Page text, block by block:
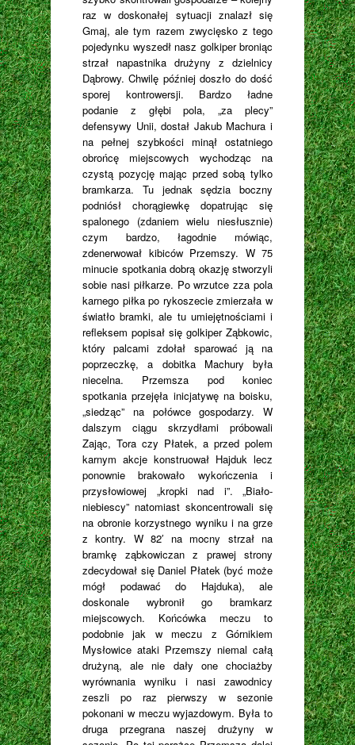
raz w doskonałej sytuacji znalazł się
Gmaj, ale tym razem zwycięsko z tego
pojedynku wyszedł nasz golkiper broniąc
strzał napastnika drużyny z dzielnicy
Dąbrowy. Chwilę później doszło do dość
sporej kontrowersji. Bardzo ładne
podanie z głębi pola, „za plecy”
defensywy Unii, dostał Jakub Machura i
na pełnej szybkości minął ostatniego
obrońcę miejscowych wychodząc na
czystą pozycję mając przed sobą tylko
bramkarza. Tu jednak sędzia boczny
podniósł chorągiewkę dopatrując się
spalonego (zdaniem wielu niesłusznie)
czym bardzo, łagodnie mówiąc,
zdenerwował kibiców Przemszy. W 75
minucie spotkania dobrą okazję stworzyli
sobie nasi piłkarze. Po wrzutce zza pola
karnego piłka po rykoszecie zmierzała w
światło bramki, ale tu umiejętnościami i
refleksem popisał się golkiper Ząbkowic,
który palcami zdołał sparować ją na
poprzeczkę, a dobitka Machury była
niecelna. Przemsza pod koniec
spotkania przejęła inicjatywę na boisku,
„siedząc” na połówce gospodarzy. W
dalszym ciągu skrzydłami próbowali
Zając, Tora czy Płatek, a przed polem
karnym akcje konstruował Hajduk lecz
ponownie brakowało wykończenia i
przysłowiowej „kropki nad i”. „Biało-
niebiescy” natomiast skoncentrowali się
na obronie korzystnego wyniku i na grze
z kontry. W 82′ na mocny strzał na
bramkę ząbkowiczan z prawej strony
zdecydował się Daniel Płatek (być może
mógł podawać do Hajduka), ale
doskonale wybronił go bramkarz
miejscowych. Końcówka meczu to
podobnie jak w meczu z Górnikiem
Mysłowice ataki Przemszy niemal całą
drużyną, ale nie dały one chociażby
wyrównania wyniku i nasi zawodnicy
zeszli po raz pierwszy w sezonie
pokonani w meczu wyjazdowym. Była to
druga przegrana naszej drużyny w